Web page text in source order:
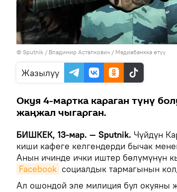
© Sputnik / Владимир Астапкович / Медиабанкка өтүү
Жазылуу
Окуя 4-мартка караган түнү
жаңжал чыгарган.
БИШКЕК, 13-мар. — Sputnik. Чүйдүн
киши кафеге келгендерди бычак
Анын ичинде ички иштер бөлүмүнүн
Facebook социалдык тармагынын
Ал ошондой эле милиция бул окуяны